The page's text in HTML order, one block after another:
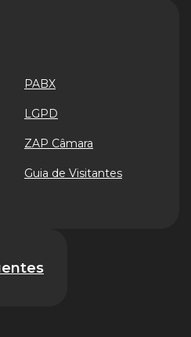
PABX
LGPD
ZAP Câmara
Guia de Visitantes